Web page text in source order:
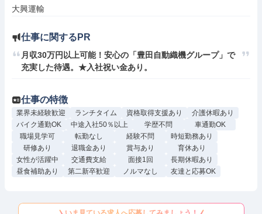
大興運輸
仕事に関するPR
月収30万円以上可能！安心の「豊田自動織機グループ」で
充実した待遇。★入社祝い金あり。
仕事の特徴
業界未経験歓迎 ランチタイム 資格取得支援あり
介護休暇あり
バイク通勤OK
中途入社50％以上 学歴不問
車通勤OK
職場見学可
転勤なし 経験不問
時短勤務あり
研修あり
退職金あり 賞与あり
育休あり
女性が活躍中
交通費支給 面接1回
長期休暇あり
昼食補助あり
第二新卒歓迎 ノルマなし 友達と応募OK